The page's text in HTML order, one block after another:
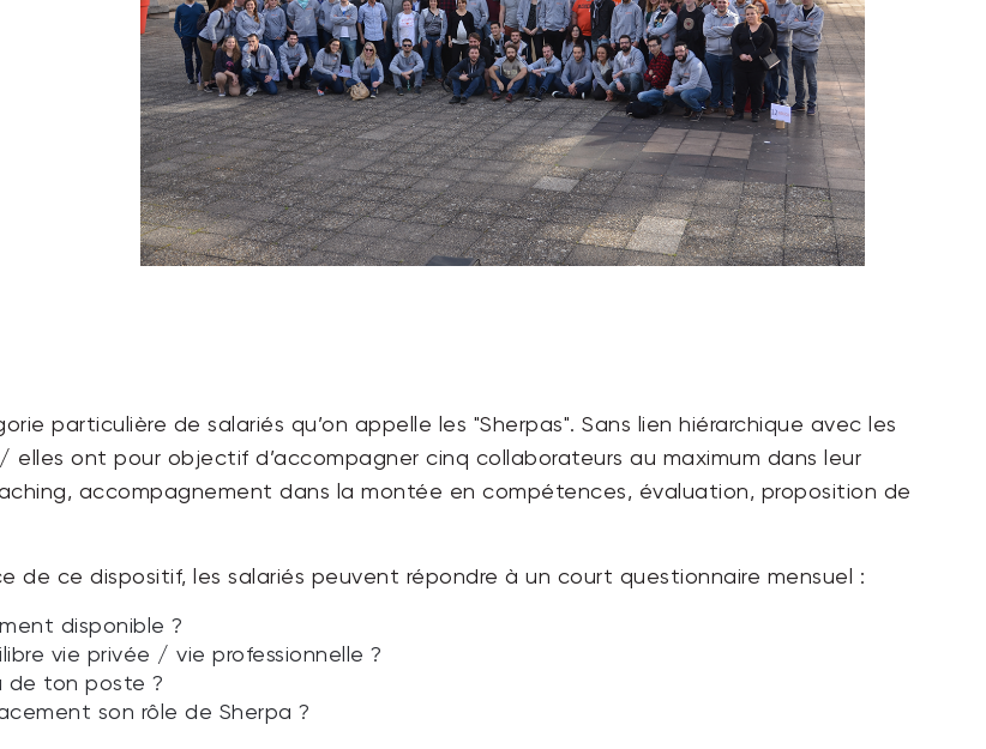
particulière de salariés qu’on appelle les "Sherpas". Sans lien hiérarchique avec les
/ elles ont pour objectifd’accompagner cinq collaborateurs au maximum dans leur
accompagnement dans la montée en compétences, évaluation, proposition de
de ce dispositif, les salariés peuvent répondre àun court questionnaire mensuel :
disponible ?
vie privée / vie professionnelle ?
de ton poste ?
son rôle de Sherpa ?